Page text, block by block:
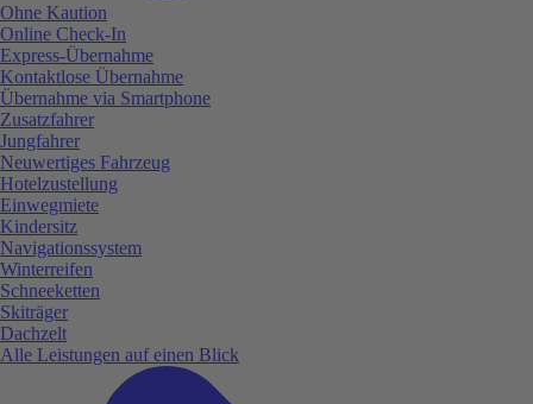
Ohne Kaution
Online Check-In
Express-Übernahme
Kontaktlose Übernahme
Übernahme via Smartphone
Zusatzfahrer
Jungfahrer
Neuwertiges Fahrzeug
Hotelzustellung
Einwegmiete
Kindersitz
Navigationssystem
Winterreifen
Schneeketten
Skiträger
Dachzelt
Alle Leistungen auf einen Blick